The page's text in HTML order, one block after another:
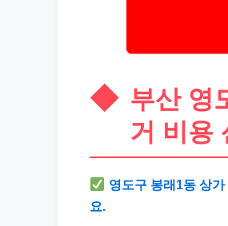
부산 영
거 비용
영도구 봉래1동 상
요.